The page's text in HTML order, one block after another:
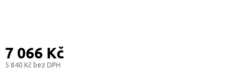
7 066 Kč
5 840 Kč bez DPH